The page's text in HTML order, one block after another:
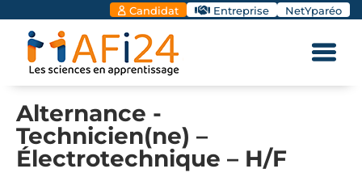
Candidat Entreprise NetYparéo
Alternance -
Technicien(ne) –
Électrotechnique – H/F